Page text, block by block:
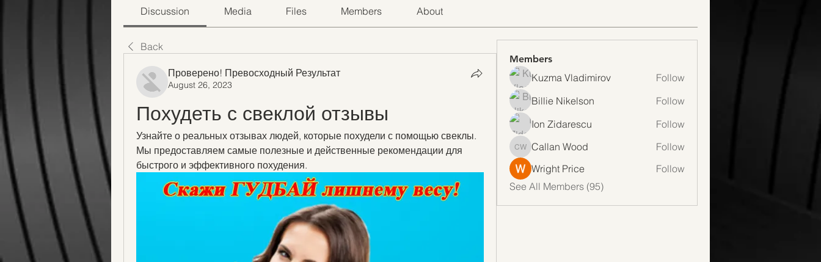
Discussion Media Files Members About
Back
Проверено! Превосходный Результат
August 26, 2023
Похудеть с свеклой отзывы
Узнайте о реальных отзывах людей, которые похудели с помощью свеклы.
Мы предоставляем самые полезные и действенные рекомендации для
быстрого и эффективного похудения.
Members
Kuzma Vladimirov
Follow
Billie Nikelson
Follow
Ion Zidarescu
Follow
Callan Wood
Callan Wood
Follow
Wright Price
Follow
See All Members (95)